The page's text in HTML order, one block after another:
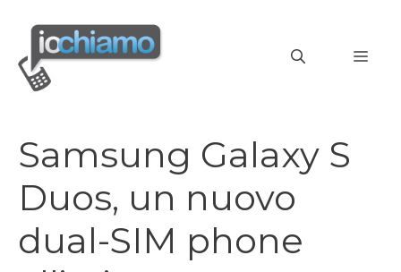
contenuto
Samsung Galaxy S
Duos, un nuovo
dual-SIM phone